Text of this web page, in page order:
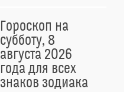
Гороскоп на
субботу, 8
августа 2026
года для всех
знаков зодиака